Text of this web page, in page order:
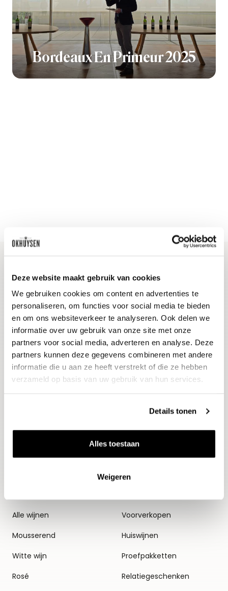
Deze website maakt gebruik van cookies
We gebruiken cookies om content en advertenties te
personaliseren, om functies voor social media te bieden
en om ons websiteverkeer te analyseren. Ook delen we
informatie over uw gebruik van onze site met onze
partners voor social media, adverteren en analyse. Deze
partners kunnen deze gegevens combineren met andere
informatie die u aan ze heeft verstrekt of die ze hebben
verzameld op basis van uw gebruik van hun services.
Details tonen
Alles toestaan
Weigeren
Bordeaux En Primeur 2025
Blijf op de hoogte
Ontvang het laatste wijnnieuws, proeverijen en
evenementen
E-mailadres
Aanmelden
Alle wijnen
Mousserend
Witte wijn
Rosé
Thema's
Voorverkopen
Huiswijnen
Proefpakketten
Relatiegeschenken